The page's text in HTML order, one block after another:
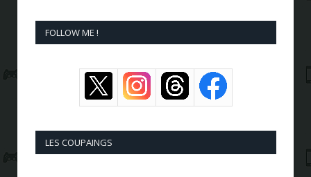
FOLLOW ME !
LES COUPAINGS